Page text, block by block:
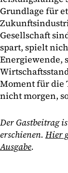
Grundlage für
Gesellschaft
spart, spielt
Energiewende,
Moment für die
nicht morgen,
Der Gastbeitrag
erschienen. Hier
Ausgabe.